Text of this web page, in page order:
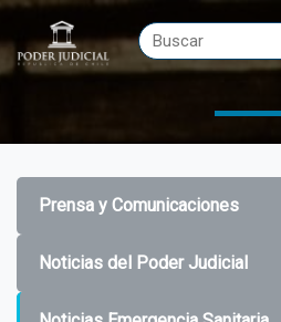
Prensa y Comunicaciones
Noticias del Poder Judicial